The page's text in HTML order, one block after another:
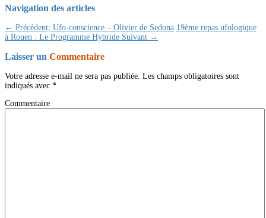
Navigation des articles
← Précédent; Ufo-conscience – Olivier de Sedona 19ème repas ufologique
à Rouen : Le Programme Hybride Suivant →
Laisser un Commentaire
Votre adresse e-mail ne sera pas publiée. Les champs obligatoires sont
indiqués avec *
Commentaire